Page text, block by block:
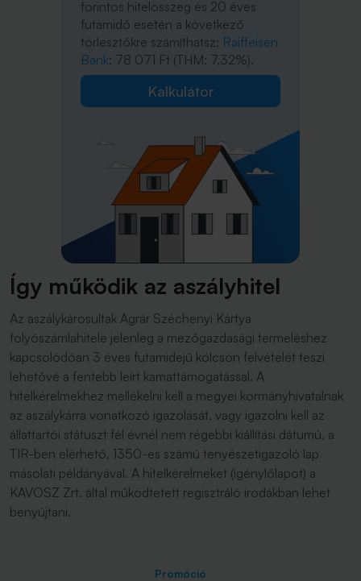
forintos hitelösszeg és 20 éves
futamidő esetén a következő
törlesztőkre számíthatsz: Raiffeisen
Bank: 78 071 Ft (THM: 7,32%).
Kalkulátor
Így működik az aszályhitel
Az aszálykárosultak Agrár Széchenyi Kártya
folyószámlahitele jelenleg a mezőgazdasági termeléshez
kapcsolódóan 3 éves futamidejű kölcsön felvételét teszi
lehetővé a fentebb leírt kamattámogatással. A
hitelkérelmekhez mellékelni kell a megyei kormányhivatalnak
az aszálykárra vonatkozó igazolását, vagy igazolni kell az
állattartói státuszt fél évnél nem régebbi kiállítási dátumú, a
TIR-ben elérhető, 1350-es számú tenyészetigazoló lap
másolati példányával. A hitelkérelmeket (igénylőlapot) a
KAVOSZ Zrt. által működtetett regisztráló irodákban lehet
benyújtani.
Promóció